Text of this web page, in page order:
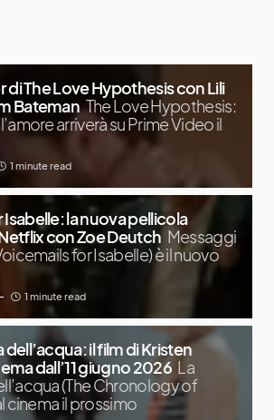
di The Love Hypothesis con Lili
Bateman The Love Hypothesis:
arriverà su Prime Video il
1 minute read
la nuova pellicola
con Zoe Deutch Messaggi
for Isabelle) è il nuovo
1 minute read
il film di Kristen
dall’11 giugno 2026 La
(The Chronology of
cinema il prossimo